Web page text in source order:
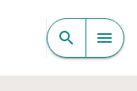
CONTENU
search menu